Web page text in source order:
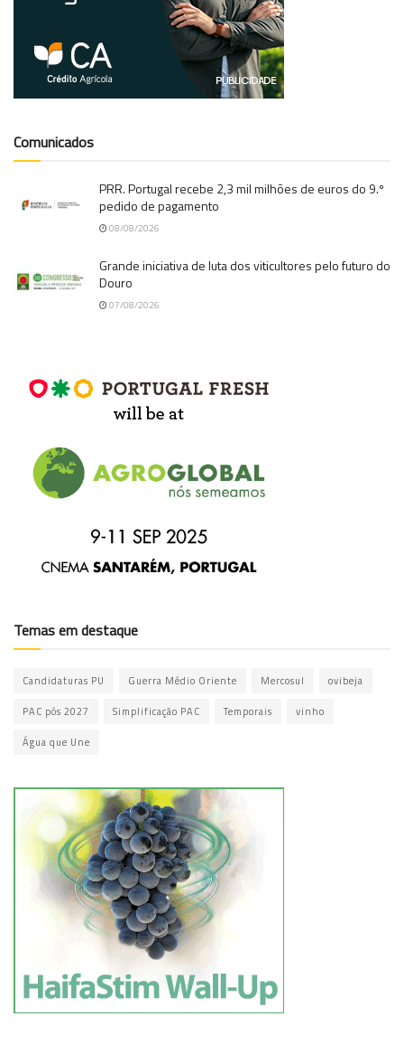
Comunicados
PRR. Portugal recebe 2,3 mil milhões de euros do 9.º
pedido de pagamento
08/08/2026
Grande iniciativa de luta dos viticultores pelo futuro do
Douro
07/08/2026
Temas em destaque
Candidaturas PU Guerra Médio Oriente Mercosul ovibeja
PAC pós 2027 Simplificação PAC Temporais vinho
Água que Une